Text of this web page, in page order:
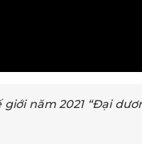
năm 2021 “Đại